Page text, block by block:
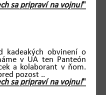
sa pripraví na vojnu!"
kadeakých obvinení o
v UA ten Panteón
a kolaborant v ňom.
pozost ..
sa pripraví na vojnu!"